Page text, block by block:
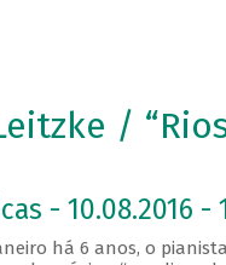
/
- 10.08.2016 -
há 6 anos, o